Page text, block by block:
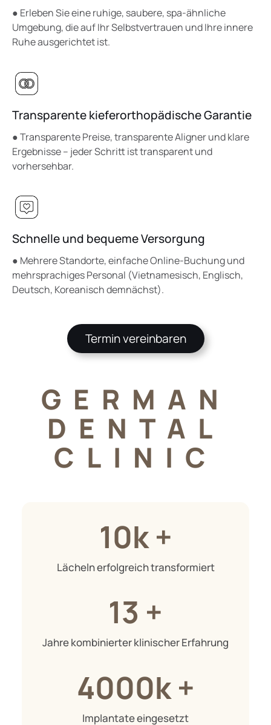
● Erleben Sie eine ruhige, saubere, spa-ähnliche
Umgebung, die auf Ihr Selbstvertrauen und Ihre innere
Ruhe ausgerichtet ist.
Transparente kieferorthopädische Garantie
● Transparente Preise, transparente Aligner und klare
Ergebnisse – jeder Schritt ist transparent und
vorhersehbar.
Schnelle und bequeme Versorgung
● Mehrere Standorte, einfache Online-Buchung und
mehrsprachiges Personal (Vietnamesisch, Englisch,
Deutsch, Koreanisch demnächst).
Termin vereinbaren
GERMAN
DENTAL
CLINIC
10k +
Lächeln erfolgreich transformiert
13 +
Jahre kombinierter klinischer Erfahrung
4000k +
Implantate eingesetzt